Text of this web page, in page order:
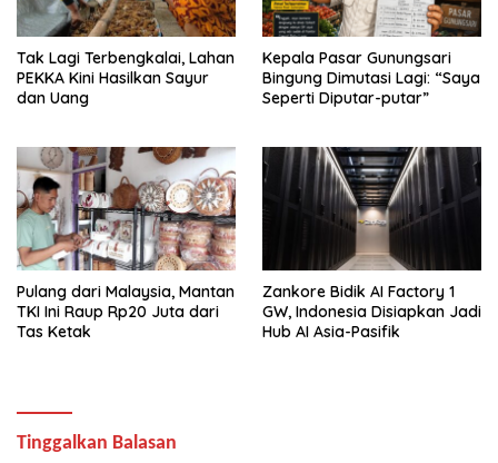
Tak Lagi Terbengkalai, Lahan
PEKKA Kini Hasilkan Sayur
dan Uang
Kepala Pasar Gunungsari
Bingung Dimutasi Lagi: “Saya
Seperti Diputar-putar”
Pulang dari Malaysia, Mantan
TKI Ini Raup Rp20 Juta dari
Tas Ketak
Zankore Bidik AI Factory 1
GW, Indonesia Disiapkan Jadi
Hub AI Asia-Pasifik
Tinggalkan Balasan